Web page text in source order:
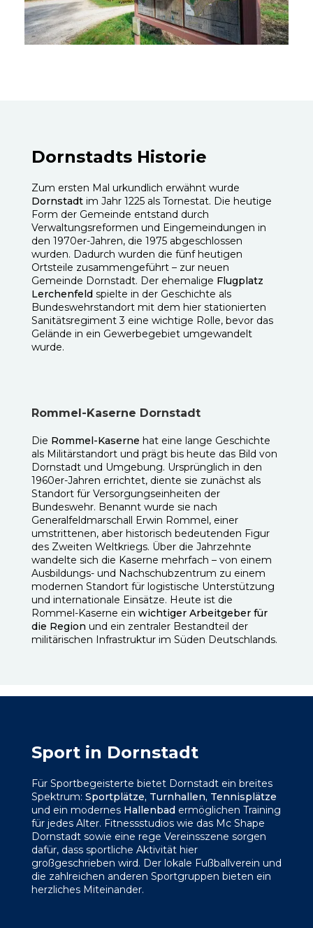
Dornstadts Historie
Zum ersten Mal urkundlich erwähnt wurde
Dornstadtim Jahr 1225 als Tornestat. Die heutige
Form der Gemeinde entstand durch
Verwaltungsreformen und Eingemeindungen in
den 1970er-Jahren, die 1975 abgeschlossen
wurden. Dadurch wurden die fünf heutigen
Ortsteile zusammengeführt – zur neuen
Gemeinde Dornstadt. Der ehemalige Flugplatz
Lerchenfeldspielte in der Geschichte als
Bundeswehrstandort mit dem hier stationierten
Sanitätsregiment 3 eine wichtige Rolle, bevor das
Gelände in ein Gewerbegebiet umgewandelt
wurde.
Rommel-Kaserne Dornstadt
Die Rommel-Kaserne hat eine lange Geschichte
als Militärstandort und prägt bis heute das Bild von
Dornstadt und Umgebung. Ursprünglich in den
1960er-Jahren errichtet, diente sie zunächst als
Standort für Versorgungseinheiten der
Bundeswehr. Benannt wurde sie nach
Generalfeldmarschall Erwin Rommel, einer
umstrittenen, aber historisch bedeutenden Figur
des Zweiten Weltkriegs. Über die Jahrzehnte
wandelte sich die Kaserne mehrfach – von einem
Ausbildungs- und Nachschubzentrum zu einem
modernen Standort für logistische Unterstützung
und internationale Einsätze. Heute ist die
Rommel-Kaserne ein wichtiger Arbeitgeber für
die Region und ein zentraler Bestandteil der
militärischen Infrastruktur im Süden Deutschlands.
Sport in Dornstadt
Für Sportbegeisterte bietet Dornstadt ein breites
Spektrum: Sportplätze, Turnhallen, Tennisplätze
und ein modernes Hallenbadermöglichen Training
für jedes Alter. Fitnessstudios wie das Mc Shape
Dornstadt sowie eine rege Vereinsszene sorgen
dafür, dass sportliche Aktivität hier
großgeschrieben wird. Der lokale Fußballverein und
die zahlreichen anderen Sportgruppen bieten ein
herzliches Miteinander.